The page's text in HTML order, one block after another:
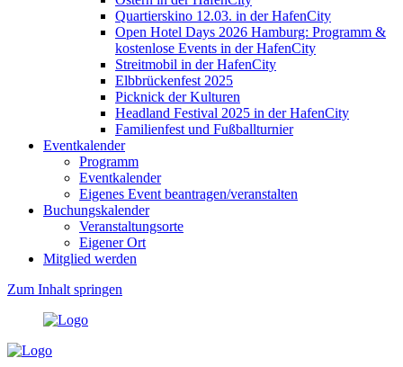
Quartierskino 12.03. in der HafenCity
Open Hotel Days 2026 Hamburg: Programm &
kostenlose Events in der HafenCity
Streitmobil in der HafenCity
Elbbrückenfest 2025
Picknick der Kulturen
Headland Festival 2025 in der HafenCity
Familienfest und Fußballturnier
Eventkalender
Programm
Eventkalender
Eigenes Event beantragen/veranstalten
Buchungskalender
Veranstaltungsorte
Eigener Ort
Mitglied werden
Zum Inhalt springen